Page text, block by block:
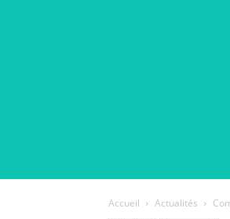
Accueil Actualités